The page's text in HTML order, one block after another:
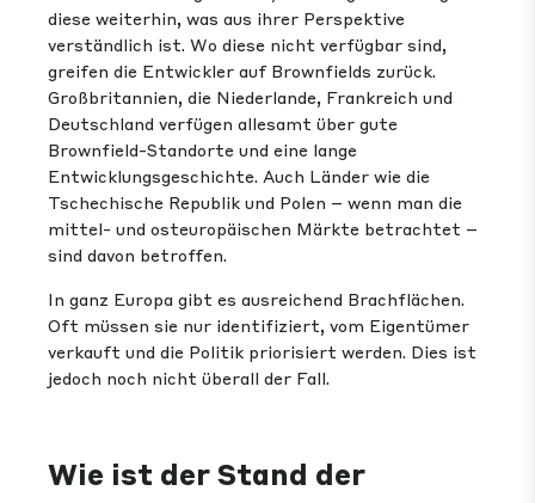
diese weiterhin, was aus ihrer Perspektive
verständlich ist. Wo diese nicht verfügbar sind,
greifen die Entwickler auf Brownfields zurück.
Großbritannien, die Niederlande, Frankreich und
Deutschland verfügen allesamt über gute
Brownfield-Standorte und eine lange
Entwicklungsgeschichte. Auch Länder wie die
Tschechische Republik und Polen – wenn man die
mittel- und osteuropäischen Märkte betrachtet –
sind davon betroffen.
In ganz Europa gibt es ausreichend Brachflächen.
Oft müssen sie nur identifiziert, vom Eigentümer
verkauft und die Politik priorisiert werden. Dies ist
jedoch noch nicht überall der Fall.
Wie ist der Stand der